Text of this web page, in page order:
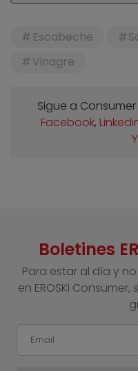
Escabeche
Vinagre
Sigue a
Facebook,
Boletines
Para estar al día y
en EROSKI